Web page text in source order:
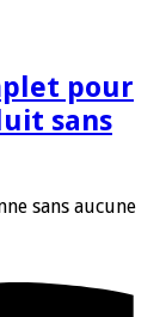
pour
sans
sans aucune